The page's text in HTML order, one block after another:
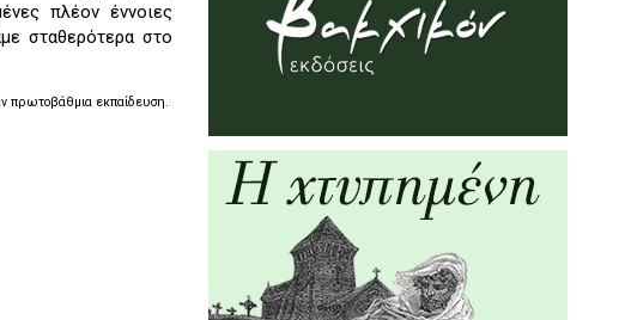
πλέον έννοιες
σταθερότερα στο
πρωτοβάθμια εκπαίδευση.